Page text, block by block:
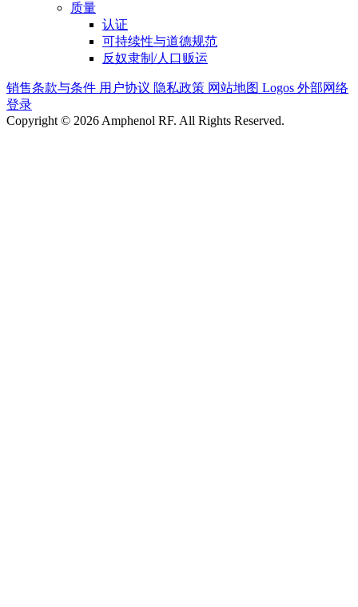
质量
认证
可持续性与道德规范
反奴隶制/人口贩运
销售条款与条件 用户协议 隐私政策 网站地图 Logos 外部网络
登录
Copyright © 2026 Amphenol RF. All Rights Reserved.